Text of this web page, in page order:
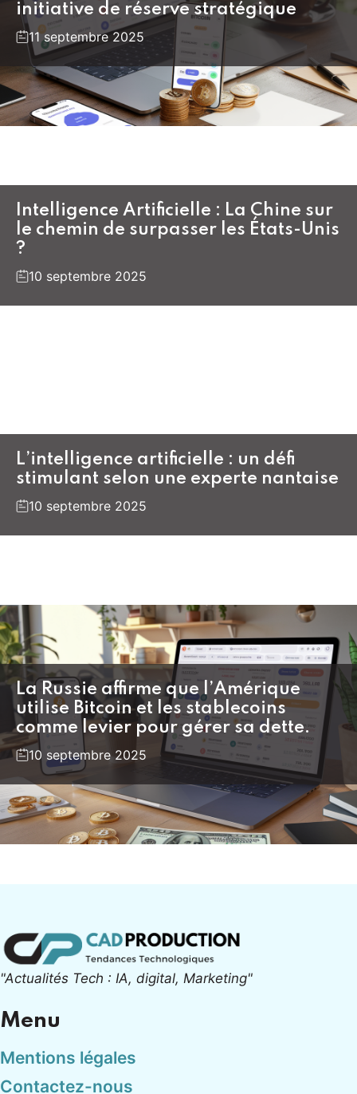
initiative de réserve stratégique
11 septembre 2025
Intelligence Artificielle : La Chine sur
le chemin de surpasser les États-Unis
?
10 septembre 2025
L’intelligence artificielle : un défi
stimulant selon une experte nantaise
10 septembre 2025
La Russie affirme que l’Amérique
utilise Bitcoin et les stablecoins
comme levier pour gérer sa dette.
10 septembre 2025
"Actualités Tech : IA, digital, Marketing"
Menu
Mentions légales
Contactez-nous